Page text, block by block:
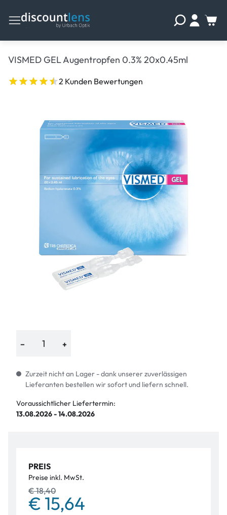
VISMED GEL Augentropfen 0.3% 20x0.45ml
2 Kunden Bewertungen
− +
Zurzeit nicht an Lager - dank unserer zuverlässigen
Lieferanten bestellen wir sofort und liefern schnell.
Voraussichtlicher Liefertermin:
13.08.2026 - 14.08.2026
PREIS
Preise inkl. MwSt.
€ 18,40
€ 15,64